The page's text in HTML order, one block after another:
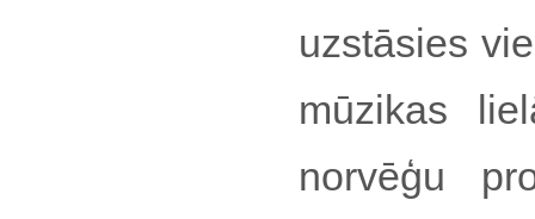
uzstāsies
mūzikas
norvēģu